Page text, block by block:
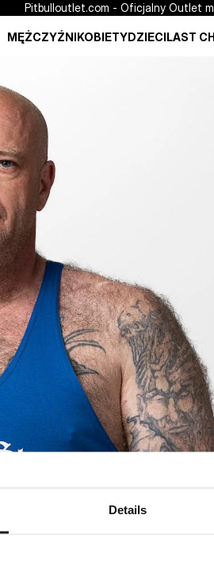
Details
Pitbulloutlet.com - Oficjalny Outlet
MĘŻCZYŹNIKOBIETYDZIECILAST